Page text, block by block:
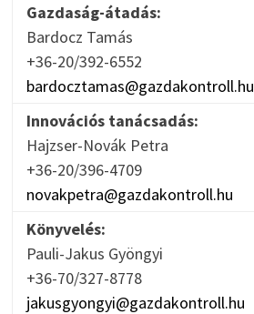
Gazdaság-átadás:
Bardocz Tamás
+36-20/392-6552
bardocztamas@gazdakontroll.hu
Innovációs tanácsadás:
Hajzser-Novák Petra
+36-20/396-4709
novakpetra@gazdakontroll.hu
Könyvelés:
Pauli-Jakus Gyöngyi
+36-70/327-8778
jakusgyongyi@gazdakontroll.hu